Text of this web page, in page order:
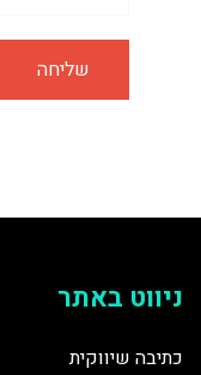
ניווט באתר
כתיבה שיווקית